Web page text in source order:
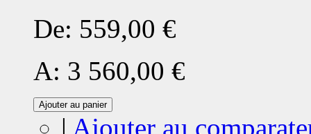
De: 559,00 €
A: 3 560,00 €
Ajouter au panier
| Ajouter au